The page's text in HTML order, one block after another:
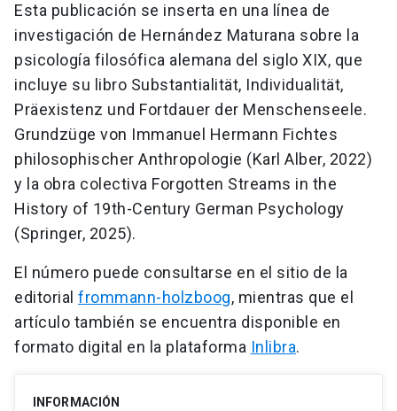
Esta publicación se inserta en una línea de
investigación de Hernández Maturana sobre la
psicología filosófica alemana del siglo XIX, que
incluye su libro Substantialität, Individualität,
Präexistenz und Fortdauer der Menschenseele.
Grundzüge von Immanuel Hermann Fichtes
philosophischer Anthropologie (Karl Alber, 2022)
y la obra colectiva Forgotten Streams in the
History of 19th-Century German Psychology
(Springer, 2025).
El número puede consultarse en el sitio de la
editorial frommann-holzboog, mientras que el
artículo también se encuentra disponible en
formato digital en la plataforma Inlibra.
INFORMACIÓN